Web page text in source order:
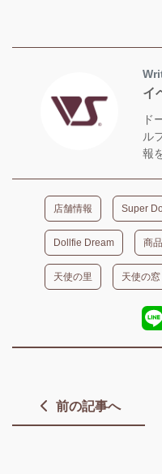
イ
ド
ル
報
店舗情報 Super
Dollfie Dream 商
天使の里 天使の窓
前の記事へ